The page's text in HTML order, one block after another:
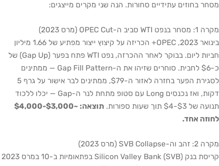
מסחר בחוזים עתידיים סחורות. הנה שני מקרים מייצגים:
מקרה 1: מסחר בנפט WTI סביב ה-OPEC Cut (מרס 2023)
בינואר 2023, OPEC+ הכריזה על קיצוץ ייצור מפתיע של 1.66 מיליון
חביות ליום. בבוקר לאחר ההכרזה, נפט WTI פתח בפער (Gap Up) של
כ-$6 לחבית. סוחרים שזיהו את ה-Gap Fill Pattern — ממתינים
לסגירת הפער בחזרה לאזור ה-$79, ממתינים לבר אישור על גרף 5
דקות, ואז נכנסים Long עם סטופ מתחת לנר ה-Gap — יכלו ללכוד
תנועה של $3-$4 תוך שעות ספורות.
תוצאה: ~$3,000-$4,000
לחוזה אחד.
מקרה 2: זהב וה-SVB Collapse (מרס 2023)
קריסת בנק Silicon Valley Bank (SVB) בפתאומיות ב-10 במרס 2023